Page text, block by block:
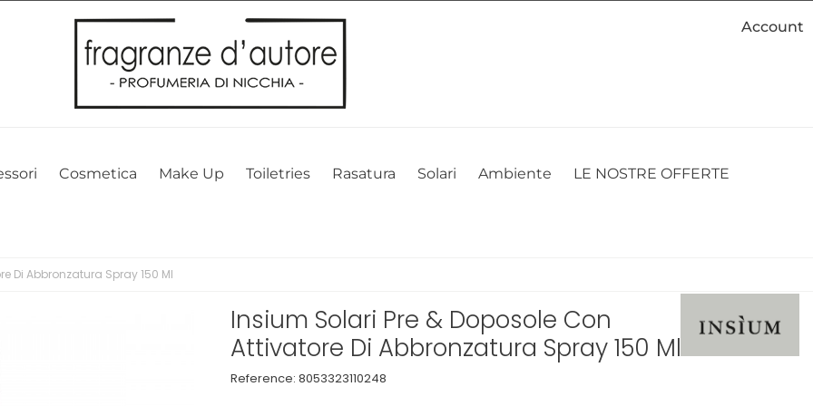
sito web. Cliccando su OK, acconsenti alla nostra politica sui cookie. Se desideri modificare le tue preferenze sui cookie, puoi
Account
Cosmetica Make Up Toiletries Rasatura Solari Ambiente LE NOSTRE OFFERTE
Di Abbronzatura Spray 150 Ml
Insium Solari Pre & Doposole Con
Attivatore Di Abbronzatura Spray 150 Ml
Reference: 8053323110248